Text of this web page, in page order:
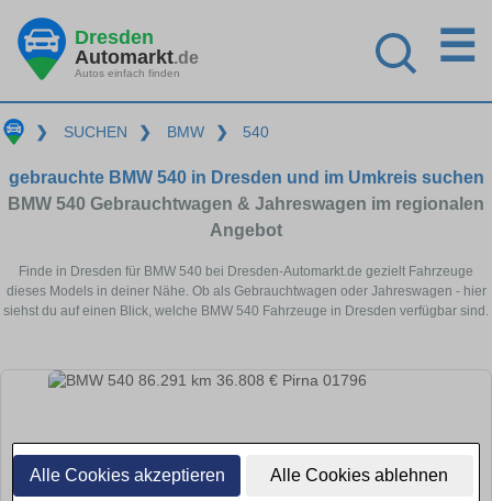
Alle Cookies akzeptieren Alle Cookies ablehnen
Dresden
Automarkt.de
Autos einfach finden
☰
❯ SUCHEN ❯ BMW ❯ 540
gebrauchte BMW 540 in Dresden und im Umkreis suchen
BMW 540 Gebrauchtwagen & Jahreswagen im regionalen
Angebot
Finde in Dresden für BMW 540 bei Dresden-Automarkt.de gezielt Fahrzeuge
dieses Models in deiner Nähe. Ob als Gebrauchtwagen oder Jahreswagen - hier
siehst du auf einen Blick, welche BMW 540 Fahrzeuge in Dresden verfügbar sind.